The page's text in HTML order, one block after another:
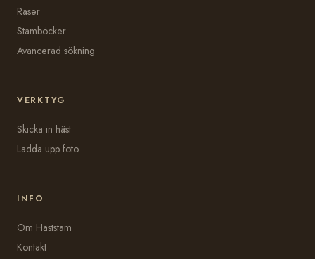
Raser
Stamböcker
Avancerad sökning
VERKTYG
Skicka in häst
Ladda upp foto
INFO
Om Häststam
Kontakt